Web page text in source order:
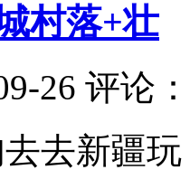
村落+壮
26 评论：
去新疆